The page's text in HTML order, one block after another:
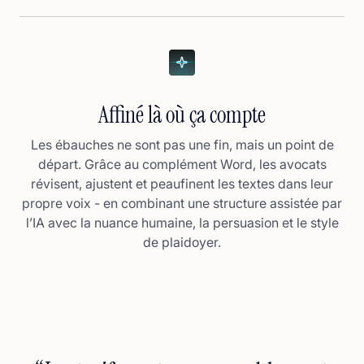
Affiné là où ça compte
Les ébauches ne sont pas une fin, mais un point de
départ. Grâce au complément Word, les avocats
révisent, ajustent et peaufinent les textes dans leur
propre voix - en combinant une structure assistée par
l’IA avec la nuance humaine, la persuasion et le style
de plaidoyer.